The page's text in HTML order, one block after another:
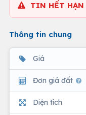
TIN HẾT HẠN
Thông tin chung
Giá
Đơn giá đất
Diện tích